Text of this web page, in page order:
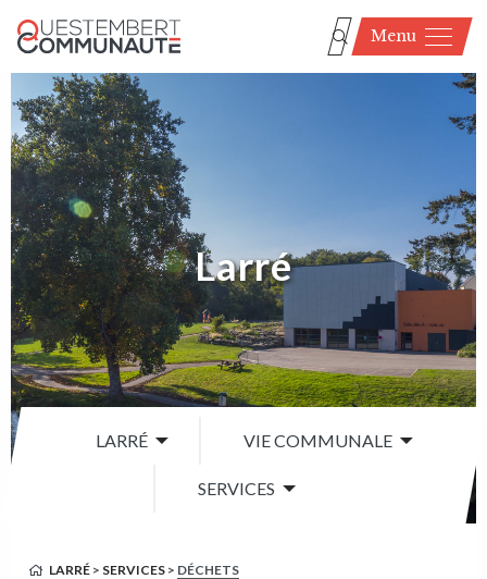
Menu
Larré
LARRÉ VIE COMMUNALE
SERVICES
LARRÉ > SERVICES > DÉCHETS